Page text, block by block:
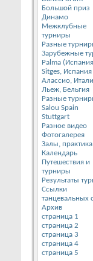
Большой приз
Динамо
Межклубные
турниры
Разные
Зарубежные
Palma
Sitges, Испания
Алассио,
Льеж, Бельгия
Разные
Salou Spain
Stuttgart
Разное видео
Фотогалерея
Залы, практика
Календарь
Путешествия и
турниры
Результаты
Ссылки
танцевальных
Архив
страница 1
страница 2
страница 3
страница 4
страница 5